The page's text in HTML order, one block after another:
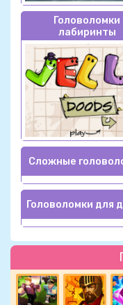
Головоломки
лабиринты
Сложные
Головоломки для